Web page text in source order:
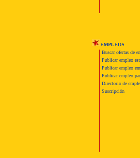
EMPLEOS
Buscar ofertas de
Publicar empleo
Publicar empleo
Publicar empleo
Directorio de
Suscripción